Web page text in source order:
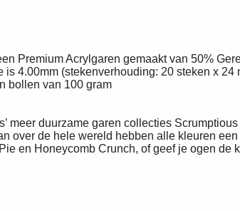
Premium Acrylgaren gemaakt van 50%
is 4.00mm (stekenverhouding: 20 steken x 24
bollen van 100 gram
meer duurzame garen collecties
over de hele wereld hebben alle kleuren
en Honeycomb Crunch, of geef je ogen de